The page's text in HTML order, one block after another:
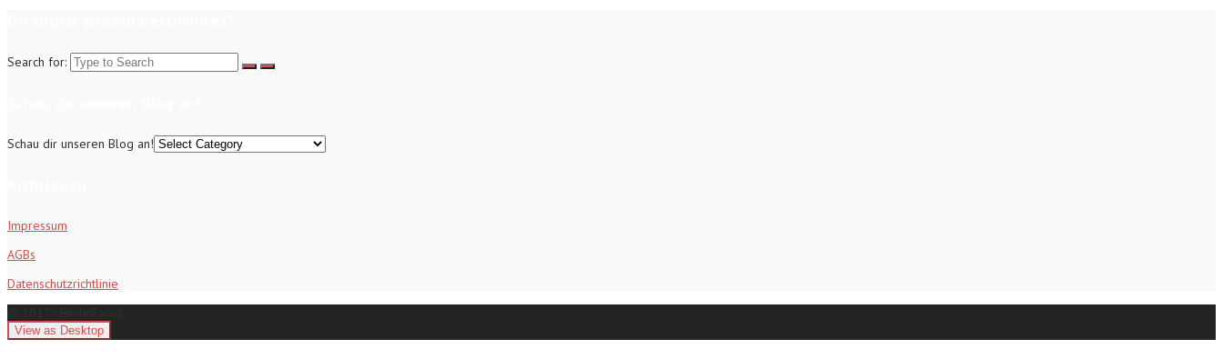
Search for:
Schau dir unseren Blog an!
Impressum
AGBs
Datenschutzrichtlinie